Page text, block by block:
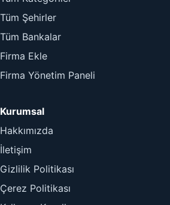
Tüm Şehirler
Tüm Bankalar
Firma Ekle
Firma Yönetim Paneli
Kurumsal
Hakkımızda
İletişim
Gizlilik Politikası
Çerez Politikası